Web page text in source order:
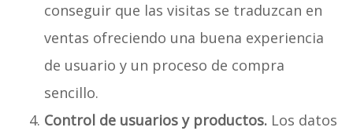
conseguir que las visitas se traduzcan en
ventas ofreciendo una buena experiencia
de usuario y un proceso de compra
sencillo.
Control de usuarios y productos.Los datos